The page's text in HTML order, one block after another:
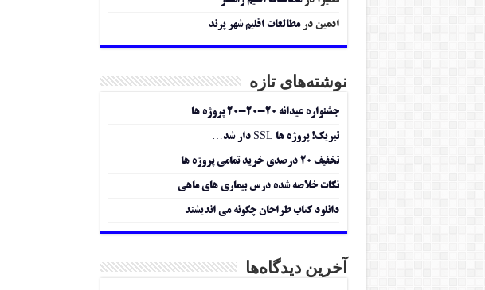
ادمین درمطالعات اقلیم شهر پرند
نوشته‌های تازه
جشنواره عیدانه ۲۰-۲۰-۲۰ پروژه ها
تبریک! پروژه ها SSL دار شد…
تخفیف ۲۰ درصدی خرید تمامی پروژه ها
نکات خلاصه شده درس بیماری های ماهی
دانلود کتاب طراحان چگونه می اندیشند
آخرین دیدگاه‌ها